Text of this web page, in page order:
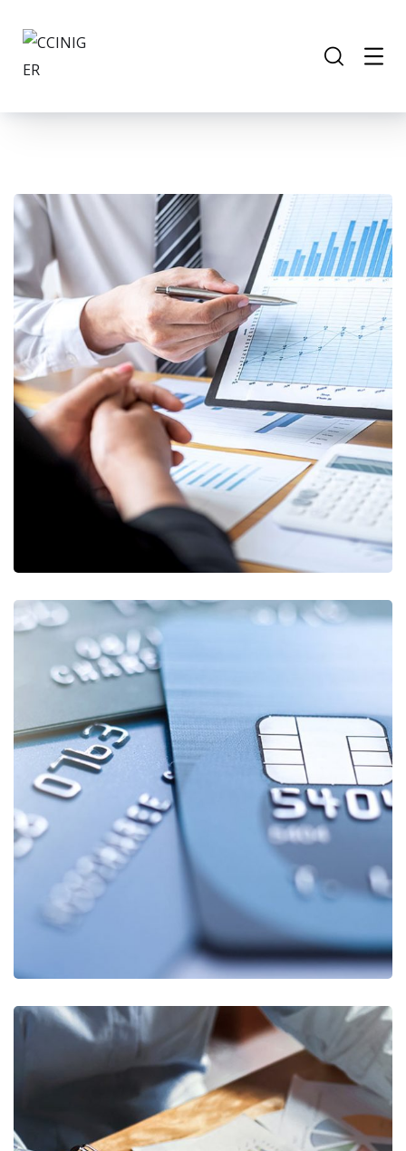
Data Analytics
STARTUP/ STRATEGY
Fund Management
FINANCE